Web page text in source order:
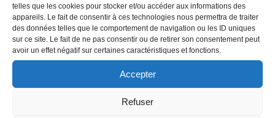
telles que les cookies pour stocker et/ou accéder aux informations des
appareils. Le fait de consentir à ces technologies nous permettra de traiter
des données telles que le comportement de navigation ou les ID uniques
sur ce site. Le fait de ne pas consentir ou de retirer son consentement peut
avoir un effet négatif sur certaines caractéristiques et fonctions.
Accepter
Refuser
– Plage de température : de -15°C à + 60°C
Ajouter au panier
ARROSAGE DE SURFACE